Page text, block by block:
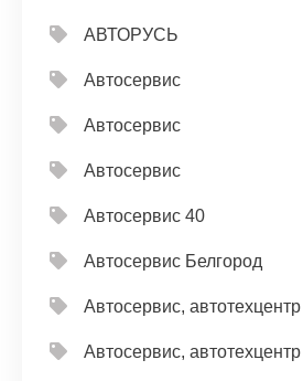
АВТОРУСЬ
Автосервис
Автосервис
Автосервис
Автосервис 40
Автосервис Белгород
Автосервис, автотехцентр
Автосервис, автотехцентр